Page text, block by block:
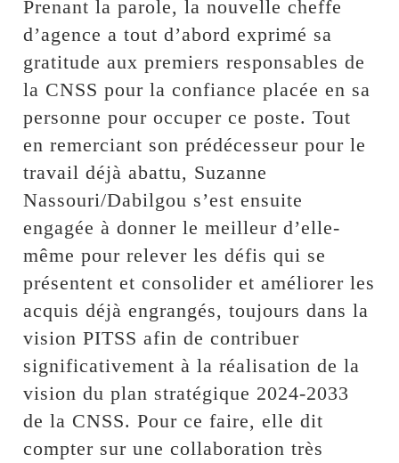
Prenant la parole, la nouvelle cheffe
d’agence a tout d’abord exprimé sa
gratitude aux premiers responsables de
la CNSS pour la confiance placée en sa
personne pour occuper ce poste. Tout
en remerciant son prédécesseur pour le
travail déjà abattu, Suzanne
Nassouri/Dabilgou s’est ensuite
engagée à donner le meilleur d’elle-
même pour relever les défis qui se
présentent et consolider et améliorer les
acquis déjà engrangés, toujours dans la
vision PITSS afin de contribuer
significativement à la réalisation de la
vision du plan stratégique 2024-2033
de la CNSS. Pour ce faire, elle dit
compter sur une collaboration très